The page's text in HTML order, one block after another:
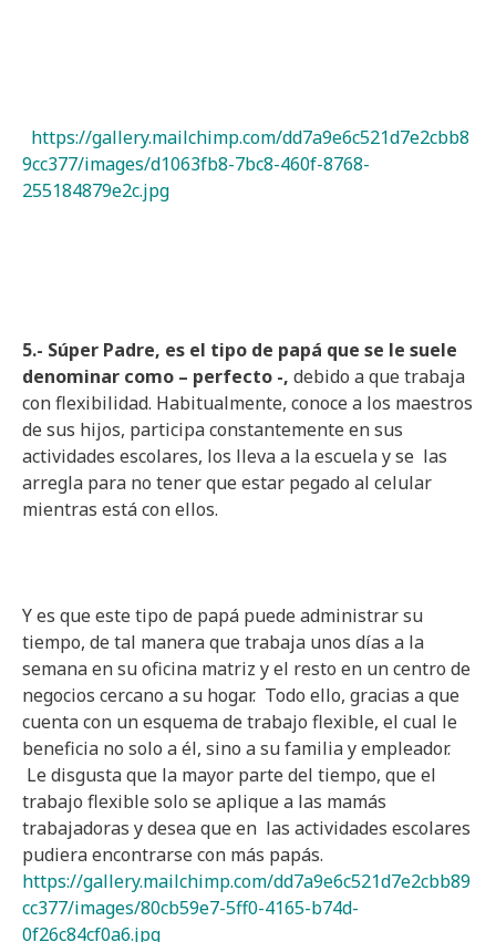
https://gallery.mailchimp.com/dd7a9e6c521d7e2cbb8
9cc377/images/d1063fb8-7bc8-460f-8768-
255184879e2c.jpg
5.- Súper Padre, es el tipo de papá que se le suele
denominar como – perfecto -, debido a que trabaja
con flexibilidad. Habitualmente, conoce a los maestros
de sus hijos, participa constantemente en sus
actividades escolares, los lleva a la escuela y se las
arregla para no tener que estar pegado al celular
mientras está con ellos.
Y es que este tipo de papá puede administrar su
tiempo, de tal manera que trabaja unos días a la
semana en su oficina matriz y el resto en un centro de
negocios cercano a su hogar. Todo ello, gracias a que
cuenta con un esquema de trabajo flexible, el cual le
beneficia no solo a él, sino a su familia y empleador.
Le disgusta que la mayor parte del tiempo, que el
trabajo flexible solo se aplique a las mamás
trabajadoras y desea que en las actividades escolares
pudiera encontrarse con más papás.
https://gallery.mailchimp.com/dd7a9e6c521d7e2cbb89
cc377/images/80cb59e7-5ff0-4165-b74d-
0f26c84cf0a6.jpg